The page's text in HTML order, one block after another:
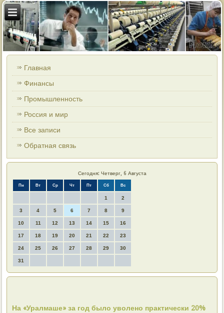
Главная
Финансы
Промышленность
Россия и мир
Все записи
Обратная связь
Сегодня: Четверг, 6 Августа
Пн Вт Ср Чт Пт Сб Вс
1 2
3 4 5 6 7 8 9
10 11 12 13 14 15 16
17 18 19 20 21 22 23
24 25 26 27 28 29 30
31
На «Уралмаше» за год было уволено практически 20%